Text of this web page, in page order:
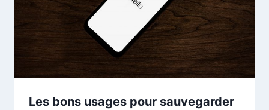
Les bons usages pour sauvegarder